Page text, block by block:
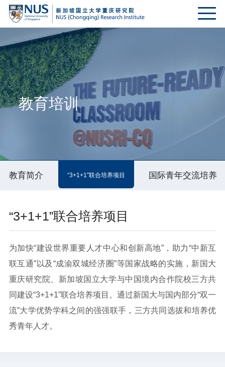
教育培训
教育简介 “3+1+1”联合培养项目 国际青年交流培养
“3+1+1”联合培养项目
为加快“建设世界重要人才中心和创新高地”，助力“中新互
联互通”以及“成渝双城经济圈”等国家战略的实施，新国大
重庆研究院、新加坡国立大学与中国境内合作院校三方共
同建设“3+1+1”联合培养项目。通过新国大与国内部分“双一
流”大学优势学科之间的强强联手，三方共同选拔和培养优
秀青年人才。